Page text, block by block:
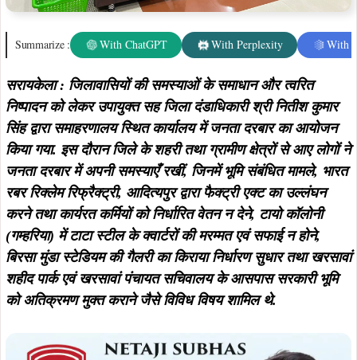
Summarize : With ChatGPT With Perplexity With
सरायकेला : जिलावासियों की समस्याओं के समाधान और त्वरित
निष्पादन को लेकर उपायुक्त सह जिला दंडाधिकारी श्री नितीश कुमार
सिंह द्वारा समाहरणालय स्थित कार्यालय में जनता दरबार का आयोजन
किया गया. इस दौरान जिले के शहरी तथा ग्रामीण क्षेत्रों से आए लोगों ने
जनता दरबार में अपनी समस्याएँ रखीं, जिनमें भूमि संबंधित मामले, भारत
रबर रिक्लेम रिफ्रैक्ट्री, आदित्यपुर द्वारा फैक्ट्री एक्ट का उल्लंघन
करने तथा कार्यरत कर्मियों को निर्धारित वेतन न देने, टायो कॉलोनी
(गम्हरिया) में टाटा स्टील के क्वार्टरों की मरम्मत एवं सफाई न होने,
बिरसा मुंडा स्टेडियम की गैलरी का किराया निर्धारण सुधार तथा खरसावां
शहीद पार्क एवं खरसावां पंचायत सचिवालय के आसपास सरकारी भूमि
को अतिक्रमण मुक्त कराने जैसे विविध विषय शामिल थे.